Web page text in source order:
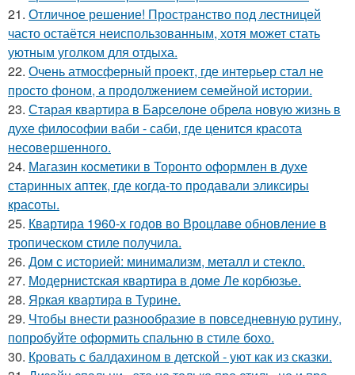
21. Отличное решение! Пространство под лестницей
часто остаётся неиспользованным, хотя может стать
уютным уголком для отдыха.
22. Очень атмосферный проект, где интерьер стал не
просто фоном, а продолжением семейной истории.
23. Старая квартира в Барселоне обрела новую жизнь в
духе философии ваби - саби, где ценится красота
несовершенного.
24. Магазин косметики в Торонто оформлен в духе
старинных аптек, где когда-то продавали эликсиры
красоты.
25. Квартира 1960-х годов во Вроцлаве обновление в
тропическом стиле получила.
26. Дом с историей: минимализм, металл и стекло.
27. Модернистская квартира в доме Ле корбюзье.
28. Яркая квартира в Турине.
29. Чтобы внести разнообразие в повседневную рутину,
попробуйте оформить спальню в стиле бохо.
30. Кровать с балдахином в детской - уют как из сказки.